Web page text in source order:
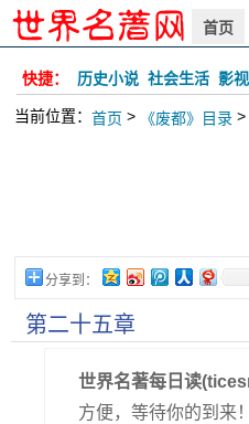
首页
快捷： 历史小说 社会生活 影
当前位置： 首页 > 《废都》目录 >
分享到：
第二十五章
世界名著每日读
方便，等待你的到来！